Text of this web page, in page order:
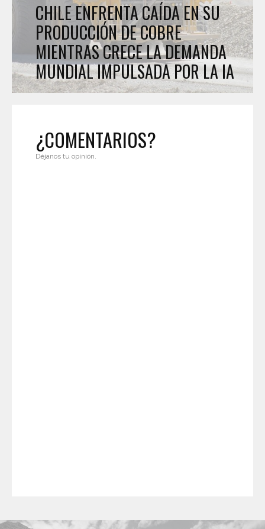
CHILE ENFRENTA CAÍDA EN SU
PRODUCCIÓN DE COBRE
MIENTRAS CRECE LA DEMANDA
MUNDIAL IMPULSADA POR LA IA
¿COMENTARIOS?
Déjanos tu opinión.